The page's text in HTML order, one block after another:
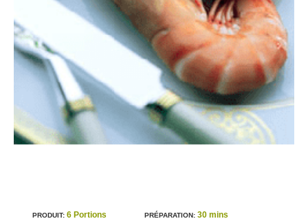
PRODUIT: 6 Portions PRÉPARATION: 30 mins